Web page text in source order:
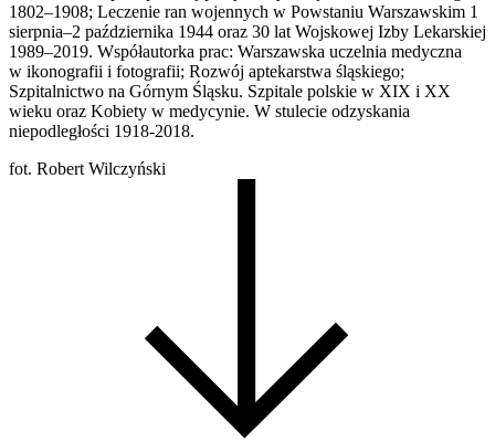
1802–1908; Leczenie ran wojennych w Powstaniu Warszawskim 1
sierpnia–2 października 1944 oraz 30 lat Wojskowej Izby Lekarskiej
1989–2019. Współautorka prac: Warszawska uczelnia medyczna
w ikonografii i fotografii; Rozwój aptekarstwa śląskiego;
Szpitalnictwo na Górnym Śląsku. Szpitale polskie w XIX i XX
wieku oraz Kobiety w medycynie. W stulecie odzyskania
niepodległości 1918-2018.
fot. Robert Wilczyński